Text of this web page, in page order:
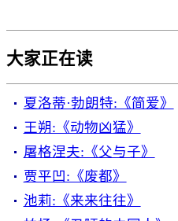
大家正在读
夏洛蒂·勃朗特:《简爱》
王朔:《动物凶猛》
屠格涅夫:《父与子》
贾平凹:《废都》
池莉:《来来往往》